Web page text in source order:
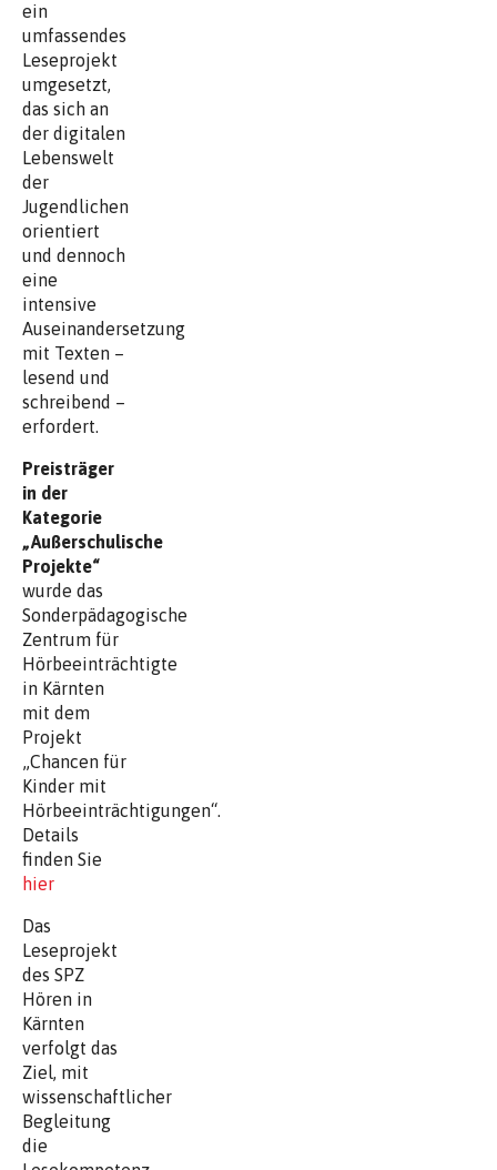
ein
umfassendes
Leseprojekt
umgesetzt,
das sich an
der digitalen
Lebenswelt
der
Jugendlichen
orientiert
und dennoch
eine
intensive
Auseinandersetzung
mit Texten –
lesend und
schreibend –
erfordert.
Preisträger
in der
Kategorie
„Außerschulische
Projekte“
wurde das
Sonderpädagogische
Zentrum für
Hörbeeinträchtigte
in Kärnten
mit dem
Projekt
„Chancen für
Kinder mit
Hörbeeinträchtigungen“.
Details
finden Sie
hier
Das
Leseprojekt
des SPZ
Hören in
Kärnten
verfolgt das
Ziel, mit
wissenschaftlicher
Begleitung
die